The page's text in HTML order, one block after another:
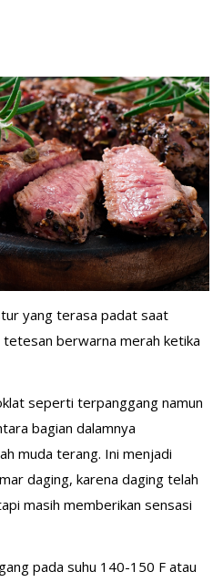
yang terasa padat saat
berwarna merah ketika
seperti terpanggang namun
bagian dalamnya
muda terang. Ini menjadi
daging, karena daging telah
masih memberikan sensasi
pada suhu 140-150 F atau